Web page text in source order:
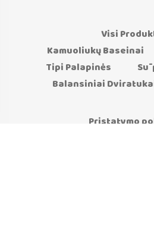
Visi
Kamuoliukų Baseinai
Tipi Palapinės
Balansiniai
Pristatymo